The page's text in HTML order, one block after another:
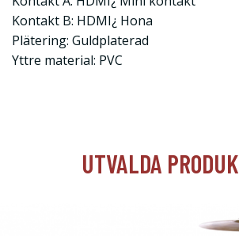
Kontakt B: HDMI¿ Hona
Plätering: Guldplaterad
Yttre material: PVC
UTVALDA